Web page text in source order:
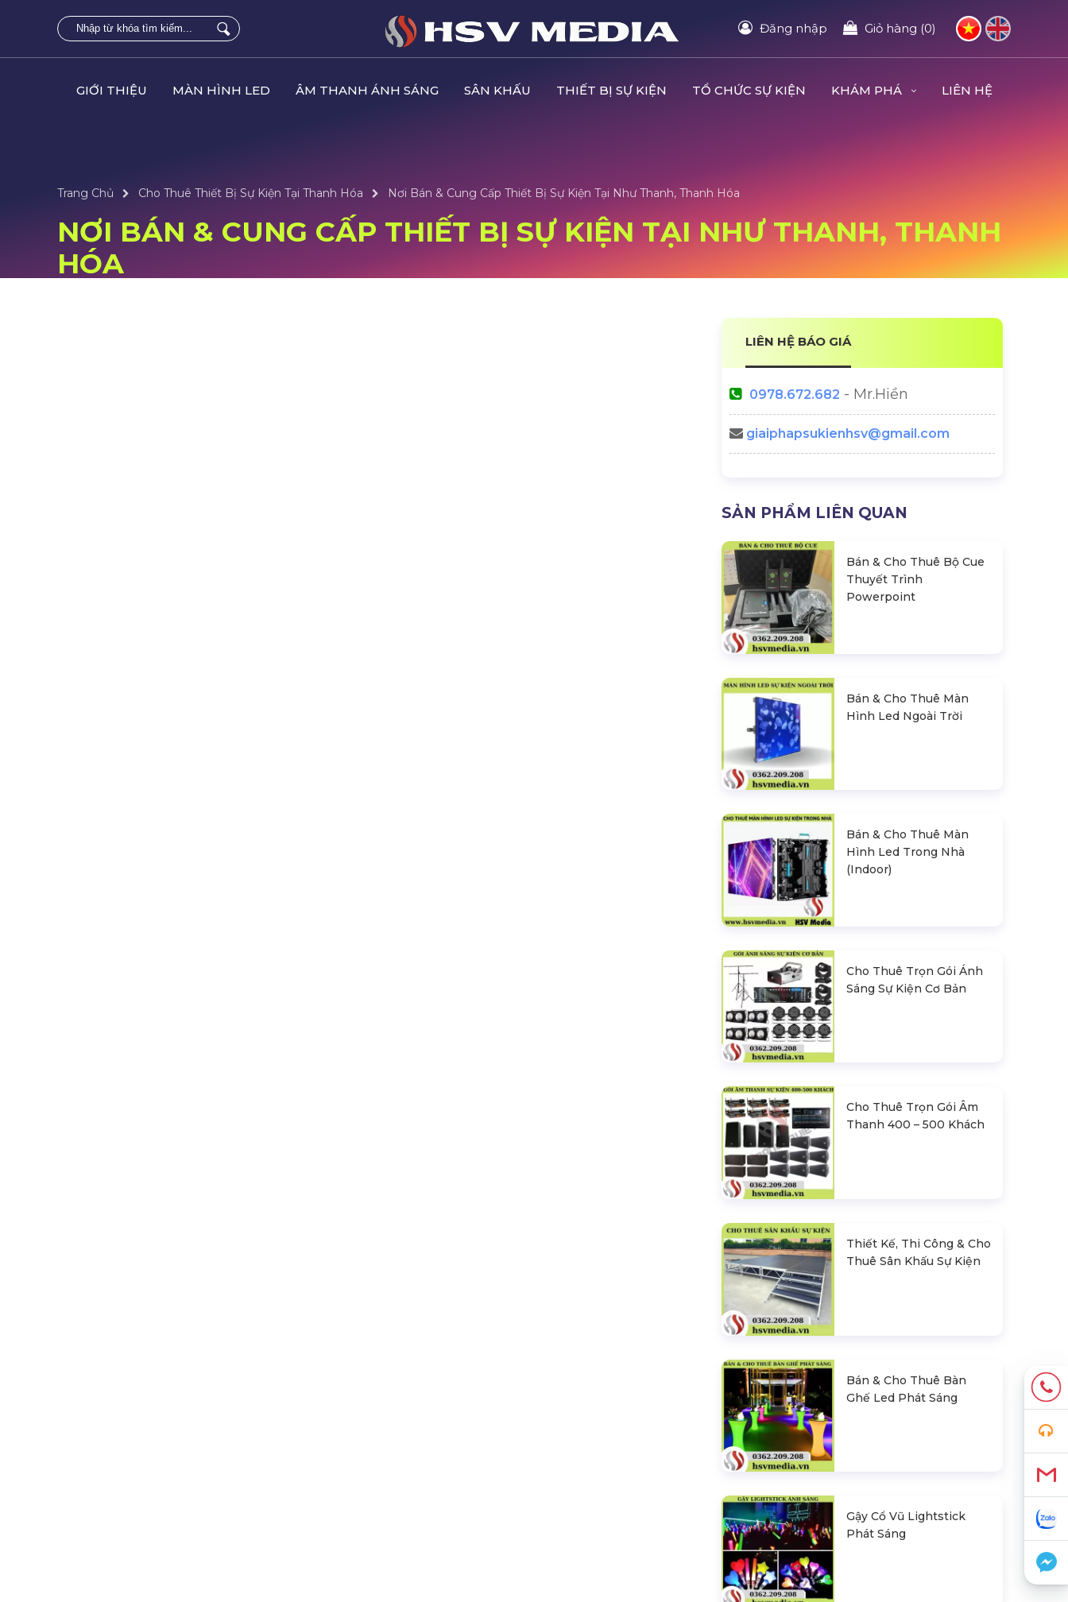
Đăng nhập Giỏ hàng (0)
GIỚI THIỆU MÀN HÌNH LED ÂM THANH ÁNH SÁNG SÂN KHẤU THIẾT BỊ SỰ KIỆN TỔ CHỨC SỰ KIỆN KHÁM PHÁ LIÊN HỆ
Trang Chủ Cho Thuê Thiết Bị Sự Kiện Tại Thanh Hóa Nơi Bán & Cung Cấp Thiết Bị Sự Kiện Tại Như Thanh, Thanh Hóa
NƠI BÁN & CUNG CẤP THIẾT BỊ SỰ KIỆN TẠI NHƯ THANH, THANH
HÓA
LIÊN HỆ BÁO GIÁ
0978.672.682 - Mr.Hiền
giaiphapsukienhsv@gmail.com
SẢN PHẨM LIÊN QUAN
Bán & Cho Thuê Bộ Cue
Thuyết Trình
Powerpoint
Bán & Cho Thuê Màn
Hình Led Ngoài Trời
Bán & Cho Thuê Màn
Hình Led Trong Nhà
(Indoor)
Cho Thuê Trọn Gói Ánh
Sáng Sự Kiện Cơ Bản
Cho Thuê Trọn Gói Âm
Thanh 400 – 500 Khách
Thiết Kế, Thi Công & Cho
Thuê Sân Khấu Sự Kiện
Bán & Cho Thuê Bàn
Ghế Led Phát Sáng
Gậy Cổ Vũ Lightstick
Phát Sáng